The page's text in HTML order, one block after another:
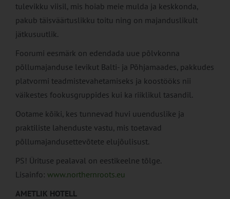
tulevikku viisil, mis hoiab meie mulda ja keskkonda,
pakub täisväärtuslikku toitu ning on majanduslikult
jätkusuutlik.
Foorumi eesmärk on edendada uue põlvkonna
põllumajanduse levikut Balti- ja Põhjamaades, pakkudes
platvormi teadmistevahetamiseks ja koostööks nii
väikestes fookusgruppides kui ka riiklikul tasandil.
Ootame kõiki, kes tunnevad huvi uuenduslike ja
praktiliste lahenduste vastu, mis toetavad
põllumajandusettevõtete elujõulisust.
PS! Ürituse pealaval on eestikeelne tõlge.
Lisainfo: www.northernroots.eu
AMETLIK HOTELL